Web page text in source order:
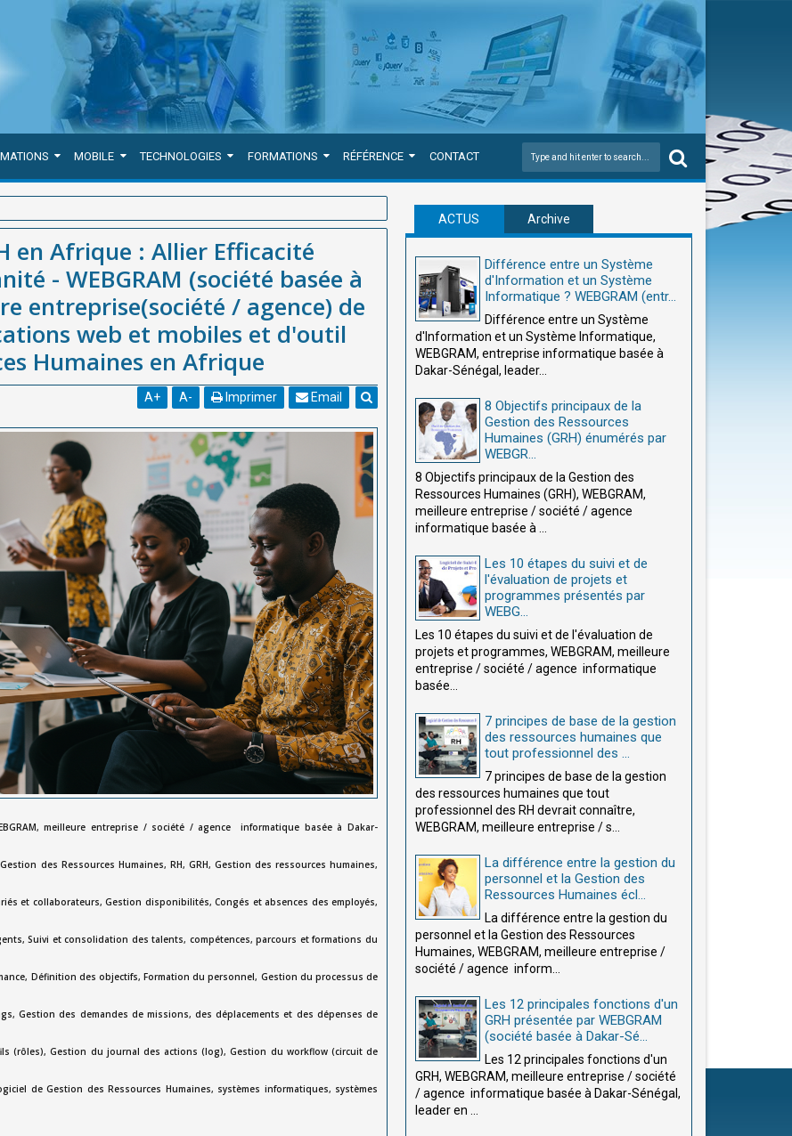
MOBILE TECHNOLOGIES FORMATIONS RÉFÉRENCE CONTACT
et Humanité - WEBGRAM (société basée à Dakar-
d'applications web et mobiles et d'outil de Gestion
en Afrique : Allier Efficacité
- WEBGRAM (société basée à
entreprise(société / agence) de
web et mobiles et d'outil
Humaines en Afrique
A+ A- Imprimer Email
meilleure entreprise / société / agence informatique basée à Dakar-
des Ressources Humaines, RH, GRH, Gestion des ressources humaines,
et collaborateurs, Gestion disponibilités, Congés et absences des employés,
Suivi et consolidation des talents, compétences, parcours et formations du
Définition des objectifs, Formation du personnel, Gestion du processus de
Gestion des demandes de missions, des déplacements et des dépenses de
(rôles), Gestion du journal des actions (log), Gestion du workflow (circuit de
de Gestion des Ressources Humaines, systèmes informatiques, systèmes
ACTUS Archive
Différence entre un Système
d'Information et un Système
Informatique ? WEBGRAM (entr...
Différence entre un Système
d'Information et un Système Informatique,
WEBGRAM, entreprise informatique basée à
Dakar-Sénégal, leader...
8 Objectifs principaux de la
Gestion des Ressources
Humaines (GRH) énumérés par
WEBGR...
8 Objectifs principaux de la Gestion des
Ressources Humaines (GRH), WEBGRAM,
meilleure entreprise / société / agence
informatique basée à ...
Les 10 étapes du suivi et de
l'évaluation de projets et
programmes présentés par
WEBG...
Les 10 étapes du suivi et de l'évaluation de
projets et programmes, WEBGRAM, meilleure
entreprise / société / agence informatique
basée...
7 principes de base de la gestion
des ressources humaines que
tout professionnel des ...
7 principes de base de la gestion
des ressources humaines que tout
professionnel des RH devrait connaître,
WEBGRAM, meilleure entreprise / s...
La différence entre la gestion du
personnel et la Gestion des
Ressources Humaines écl...
La différence entre la gestion du
personnel et la Gestion des Ressources
Humaines, WEBGRAM, meilleure entreprise /
société / agence inform...
Les 12 principales fonctions d'un
GRH présentée par WEBGRAM
(société basée à Dakar-Sé...
Les 12 principales fonctions d'un
GRH, WEBGRAM, meilleure entreprise / société
/ agence informatique basée à Dakar-Sénégal,
leader en ...